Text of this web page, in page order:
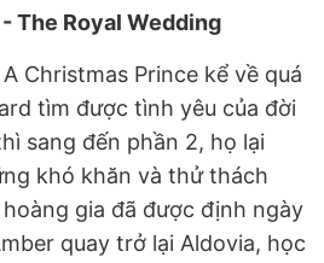
The Royal Wedding
Christmas Prince kể về quá
tìm được tình yêu của đời
sang đến phần 2, họ lại
khó khăn và thử thách
gia đã được định ngày
quay trở lại Aldovia, học